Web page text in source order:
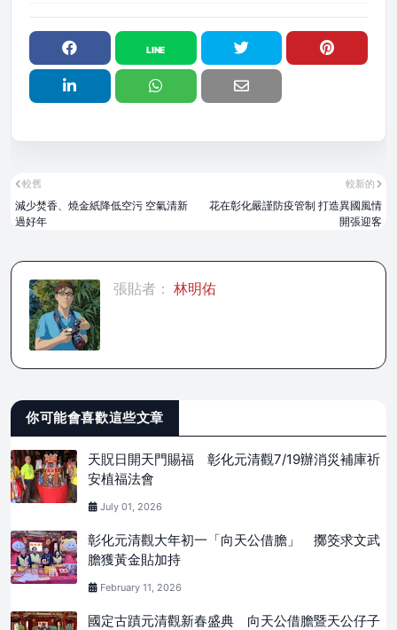
較新的
花在彰化嚴謹防疫管制 打造異國風情
開張迎客
較舊
減少焚香、燒金紙降低空污 空氣清新
過好年
張貼者： 林明佑
你可能會喜歡這些文章
天貺日開天門賜福 彰化元清觀7/19辦消災補庫祈
安植福法會
July 01, 2026
彰化元清觀大年初一「向天公借膽」 擲筊求文武
膽獲黃金貼加持
February 11, 2026
國定古蹟元清觀新春盛典 向天公借膽暨天公仔子